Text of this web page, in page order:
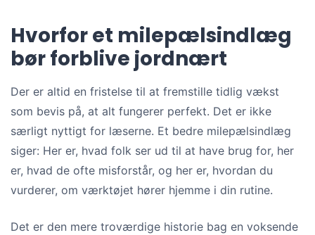
Hvorfor et milepælsindlæg
bør forblive jordnært
Der er altid en fristelse til at fremstille tidlig vækst
som bevis på, at alt fungerer perfekt. Det er ikke
særligt nyttigt for læserne. Et bedre milepælsindlæg
siger: Her er, hvad folk ser ud til at have brug for, her
er, hvad de ofte misforstår, og her er, hvordan du
vurderer, om værktøjet hører hjemme i din rutine.
Det er den mere troværdige historie bag en voksende